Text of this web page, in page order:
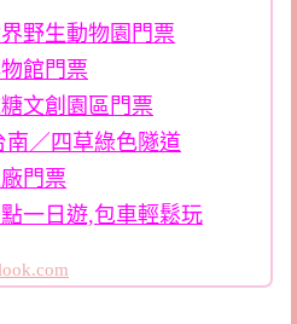
野生動物園門票
館門票
文創園區門票
南／四草綠色隧道
門票
一日遊,包車輕鬆玩